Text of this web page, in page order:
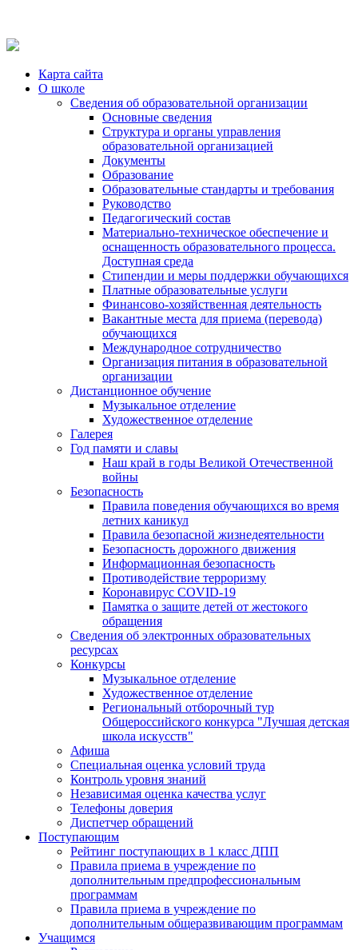
Карта сайта
О школе
Сведения об образовательной организации
Основные сведения
Структура и органы управления
образовательной организацией
Документы
Образование
Образовательные стандарты и требования
Руководство
Педагогический состав
Материально-техническое обеспечение и
оснащенность образовательного процесса.
Доступная среда
Стипендии и меры поддержки обучающихся
Платные образовательные услуги
Финансово-хозяйственная деятельность
Вакантные места для приема (перевода)
обучающихся
Международное сотрудничество
Организация питания в образовательной
организации
Дистанционное обучение
Музыкальное отделение
Художественное отделение
Галерея
Год памяти и славы
Наш край в годы Великой Отечественной
войны
Безопасность
Правила поведения обучающихся во время
летних каникул
Правила безопасной жизнедеятельности
Безопасность дорожного движения
Информационная безопасность
Противодействие терроризму
Коронавирус COVID-19
Памятка о защите детей от жестокого
обращения
Сведения об электронных образовательных
ресурсах
Конкурсы
Музыкальное отделение
Художественное отделение
Региональный отборочный тур
Общероссийского конкурса "Лучшая детская
школа искусств"
Афиша
Специальная оценка условий труда
Контроль уровня знаний
Независимая оценка качества услуг
Телефоны доверия
Диспетчер обращений
Поступающим
Рейтинг поступающих в 1 класс ДПП
Правила приема в учреждение по
дополнительным предпрофессиональным
программам
Правила приема в учреждение по
дополнительным общеразвивающим программам
Учащимся